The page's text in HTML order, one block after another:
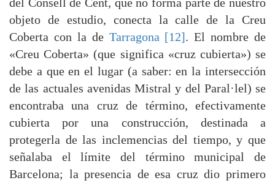
objeto de estudio, conecta la calle de la Creu
Coberta con la de Tarragona [12]. El nombre de
«Creu Coberta» (que significa «cruz cubierta») se
debe a que en el lugar (a saber: en la intersección
de las actuales avenidas Mistral y del Paral·lel) se
encontraba una cruz de término, efectivamente
cubierta por una construcción, destinada a
protegerla de las inclemencias del tiempo, y que
señalaba el límite del término municipal de
Barcelona; la presencia de esa cruz dio primero